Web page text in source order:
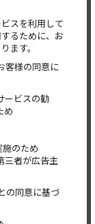
スを利用して
るために、お
ます。
客様の同意に
ービスの勧
め
のため
三者が広告主
の同意に基づ